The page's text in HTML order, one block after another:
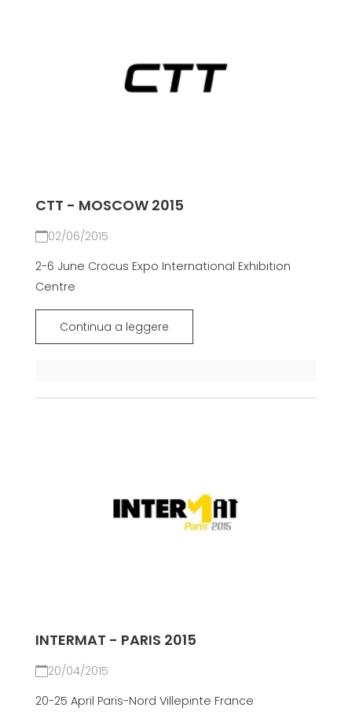
CTT - MOSCOW 2015
02/06/2015
2-6 June Crocus Expo International Exhibition
Centre
Continua a leggere
INTERMAT - PARIS 2015
20/04/2015
20-25 April Paris-Nord Villepinte France